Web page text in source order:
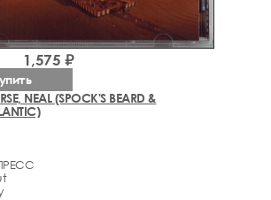
NEAL (SPOCK'S BEARD &
1,575 ₽